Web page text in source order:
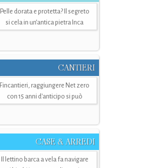
Pelle dorata e protetta? Il segreto
si cela in un’antica pietra Inca
CANTIERI
Fincantieri, raggiungere Net zero
con 15 anni d'anticipo si può
CASE & ARREDI
Il lettino barca a vela fa navigare